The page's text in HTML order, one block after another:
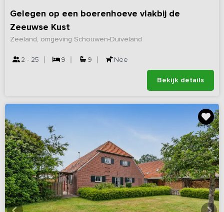
Gelegen op een boerenhoeve vlakbij de
Zeeuwse Kust
Zeeland, omgeving Schouwen-Duiveland
2 - 25 9 9 Nee
Bekijk details